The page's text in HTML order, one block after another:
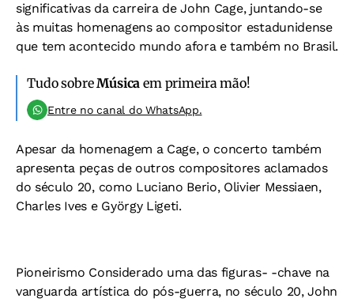
significativas da carreira de John Cage, juntando-se
às muitas homenagens ao compositor estadunidense
que tem acontecido mundo afora e também no Brasil.
Tudo sobreMúsica em primeira mão!
Entre no canal do WhatsApp.
Apesar da homenagem a Cage, o concerto também
apresenta peças de outros compositores aclamados
do século 20, como Luciano Berio, Olivier Messiaen,
Charles Ives e György Ligeti.
Pioneirismo Considerado uma das figuras- -chave na
vanguarda artística do pós-guerra, no século 20, John